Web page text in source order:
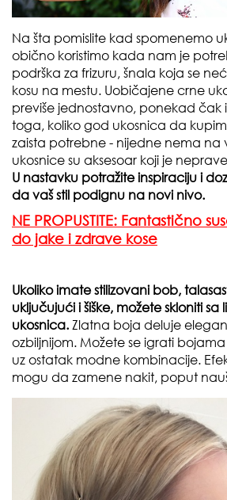
Na šta pomislite kad spomenemo
obično koristimo kada nam je
podrška za frizuru, šnala koja se
kosu na mestu. Uobičajene crne
previše jednostavno, ponekad čak
toga, koliko god ukosnica da
zaista potrebne - nijedne nema na
ukosnice su aksesoar koji je
U nastavku potražite inspiraciju i
da vaš stil podignu na novi nivo.
NE PROPUSTITE: Fantastično
do jake i zdrave kose
Ukoliko imate stilizovani bob,
uključujući i šiške, možete skloniti
ukosnica. Zlatna boja deluje
ozbiljnijom. Možete se igrati
uz ostatak modne kombinacije.
mogu da zamene nakit, poput